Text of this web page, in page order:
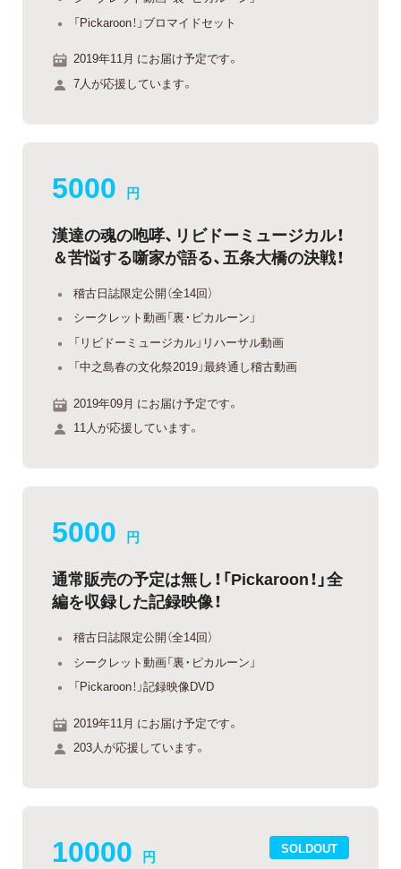
「Pickaroon！」ブロマイドセット
2019年11月 にお届け予定です。
7人が応援しています。
5000 円
漢達の魂の咆哮、リビドーミュージカル！
＆苦悩する噺家が語る、五条大橋の決戦！
稽古日誌限定公開（全14回）
シークレット動画「裏・ピカルーン」
「リビドーミュージカル」リハーサル動画
「中之島春の文化祭2019」最終通し稽古動画
2019年09月 にお届け予定です。
11人が応援しています。
5000 円
通常販売の予定は無し！「Pickaroon！」全
編を収録した記録映像！
稽古日誌限定公開（全14回）
シークレット動画「裏・ピカルーン」
「Pickaroon！」記録映像DVD
2019年11月 にお届け予定です。
203人が応援しています。
SOLDOUT
10000 円